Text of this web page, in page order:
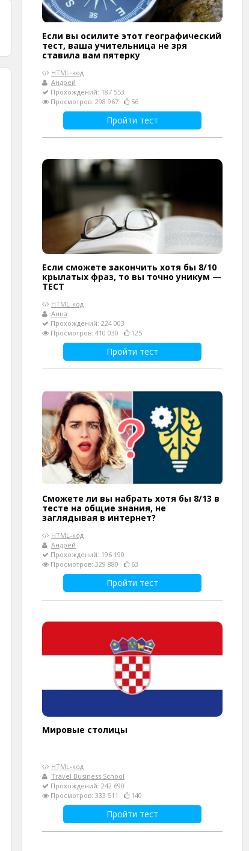
Если вы осилите этот географический
тест, ваша учительница не зря
ставила вам пятерку
HTML-код
Андрей
Прохождений: 187 553
Просмотров: 298 967
56
Пройти тест
Если сможете закончить хотя бы 8/10
крылатых фраз, то вы точно уникум —
ТЕСТ
HTML-код
Анна
Прохождений: 224 003
Просмотров: 410 030
125
Пройти тест
Сможете ли вы набрать хотя бы 8/13 в
тесте на общие знания, не
заглядывая в интернет?
HTML-код
Андрей
Прохождений: 196 190
Просмотров: 329 880
63
Пройти тест
Мировые столицы
HTML-код
Travel Business School
Прохождений: 242 690
Просмотров: 333 511
140
Пройти тест